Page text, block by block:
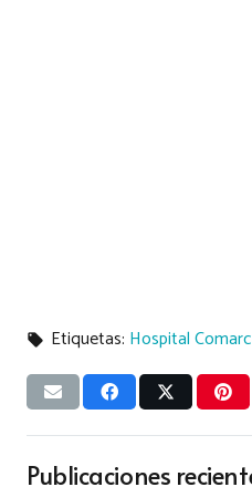
local_offer Etiquetas: Hospital
Publicaciones